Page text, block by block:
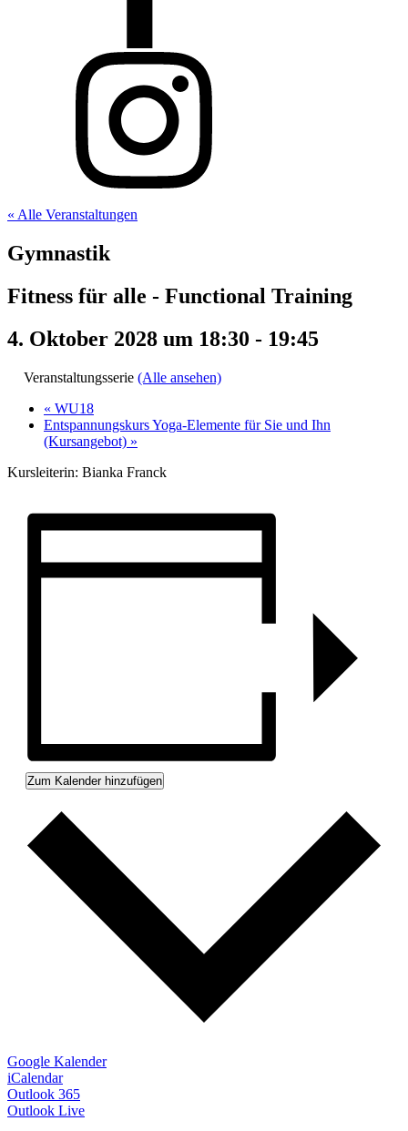
« Alle Veranstaltungen
Gymnastik
Fitness für alle - Functional Training
4. Oktober 2028 um 18:30 - 19:45
Veranstaltungsserie (Alle ansehen)
« WU18
Entspannungskurs Yoga-Elemente für Sie und Ihn
(Kursangebot) »
Kursleiterin: Bianka Franck
Zum Kalender hinzufügen
Google Kalender
iCalendar
Outlook 365
Outlook Live